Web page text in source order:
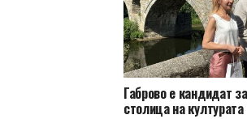
Габрово е кандидат
столица на